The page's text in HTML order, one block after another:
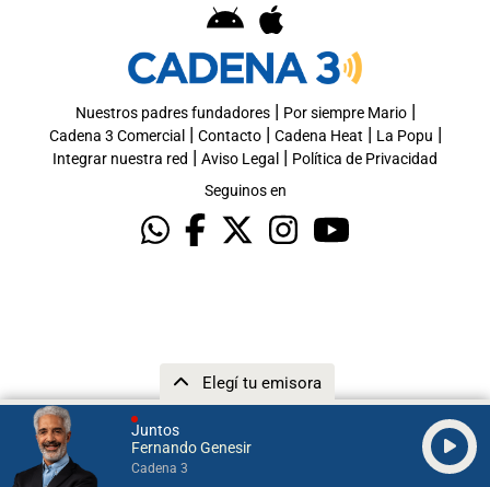
Juntos
Fernando Genesir
Cadena 3
Elegí tu emisora
Nuestros padres fundadores| Por siempre Mario|
Cadena 3 Comercial | Contacto| Cadena Heat | La Popu |
Integrar nuestra red | Aviso Legal | Política de Privacidad
Seguinos en